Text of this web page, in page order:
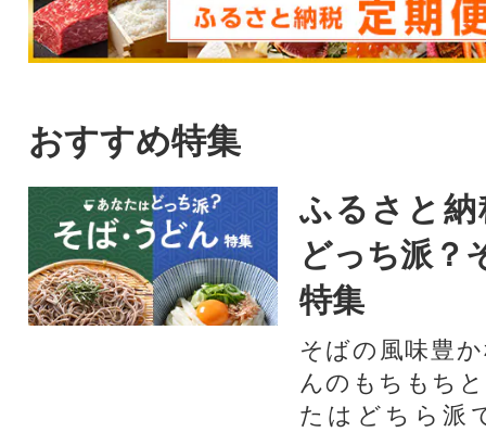
おすすめ特集
ふるさと
どっち派？
特集
そばの風味豊
んのもちもち
たはどちら派